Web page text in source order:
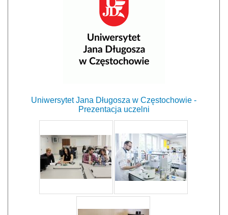
Uniwersytet Jana Długosza w Częstochowie -
Prezentacja uczelni